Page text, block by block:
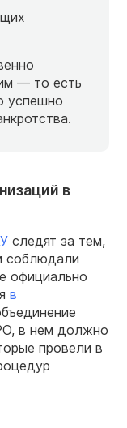
— то есть
успешно
в
следят за тем,
соблюдали
официально
в
в нем должно
провели в